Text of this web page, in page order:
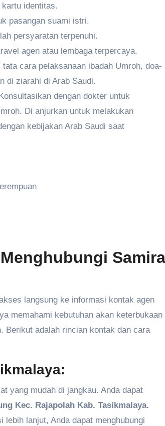
identitas.
pasangan suami istri.
persyaratan terpenuhi.
agen atau lembaga terpercaya.
cara pelaksanaan ibadah Umroh, doa-
di ziarahi di Arab Saudi.
dengan dokter untuk
Di anjurkan untuk melakukan
kebijakan Arab Saudi saat
Samira
langsung ke informasi kontak agen
memahami kebutuhan akan keterbukaan
Berikut adalah rincian kontak dan cara
yang mudah di jangkau. Anda dapat
Kec. Rajapolah Kab. Tasikmalaya.
lebih lanjut, Anda dapat menghubungi